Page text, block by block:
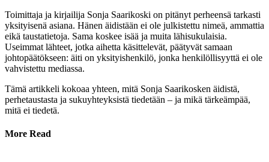
Toimittaja ja kirjailija Sonja Saarikoski on pitänyt perheensä tarkasti
yksityisenä asiana. Hänen äidistään ei ole julkistettu nimeä, ammattia
eikä taustatietoja. Sama koskee isää ja muita lähisukulaisia.
Useimmat lähteet, jotka aihetta käsittelevät, päätyvät samaan
johtopäätökseen: äiti on yksityishenkilö, jonka henkilöllisyyttä ei ole
vahvistettu mediassa.
Tämä artikkeli kokoaa yhteen, mitä Sonja Saarikosken äidistä,
perhetaustasta ja sukuyhteyksistä tiedetään – ja mikä tärkeämpää,
mitä ei tiedetä.
More Read